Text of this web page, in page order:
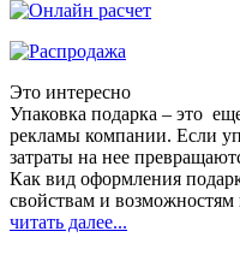
Это интересно
Упаковка подарка – это
рекламы компании. Если
затраты на нее
Как вид оформления
свойствам и
читать далее...